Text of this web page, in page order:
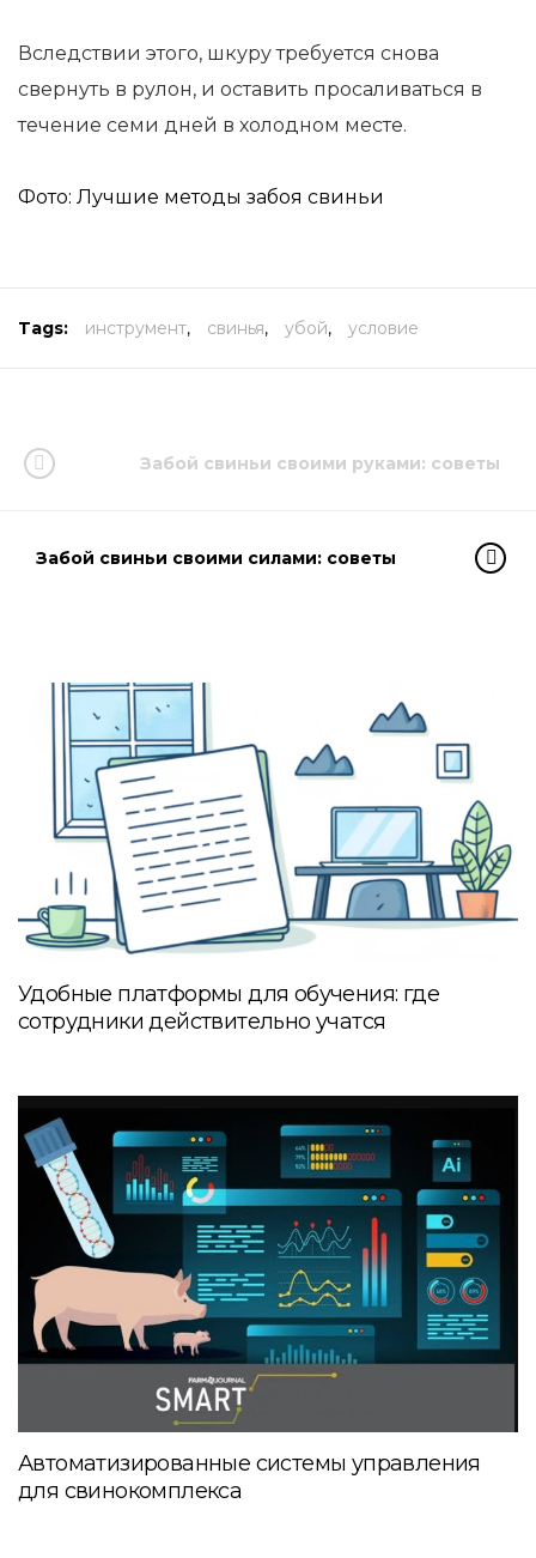
Вследствии этого, шкуру требуется снова
свернуть в рулон, и оставить просаливаться в
течение семи дней в холодном месте.
Фото: Лучшие методы забоя свиньи
Tags: инструмент, свинья, убой, условие
Забой свиньи своими руками: советы
Забой свиньи своими силами: советы
Удобные платформы для обучения: где
сотрудники действительно учатся
Автоматизированные системы управления
для свинокомплекса